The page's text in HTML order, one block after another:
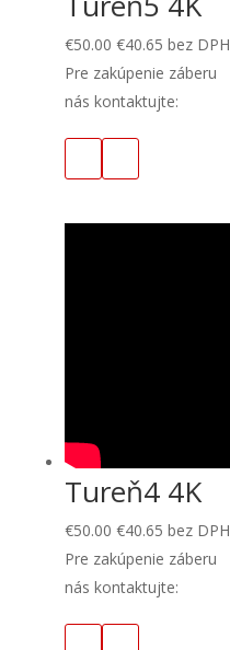
€50.00 €40.65 bez DPH
Pre zakúpenie záberu
nás kontaktujte:
Tureň4 4K
€50.00 €40.65 bez DPH
Pre zakúpenie záberu
nás kontaktujte: